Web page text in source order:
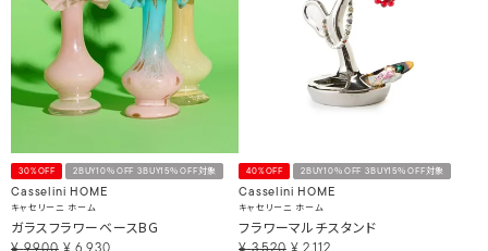
30%OFF 2BUY10％OFF 3BUY15％OFF対象
Casselini HOME
キャセリーニ ホーム
ガラスフラワーベースBG
¥ 9,900 ¥ 6,930
40%OFF 2BUY10％OFF 3BUY15％OFF対象
Casselini HOME
キャセリーニ ホーム
フラワーマルチスタンド
¥ 3,520 ¥ 2,112